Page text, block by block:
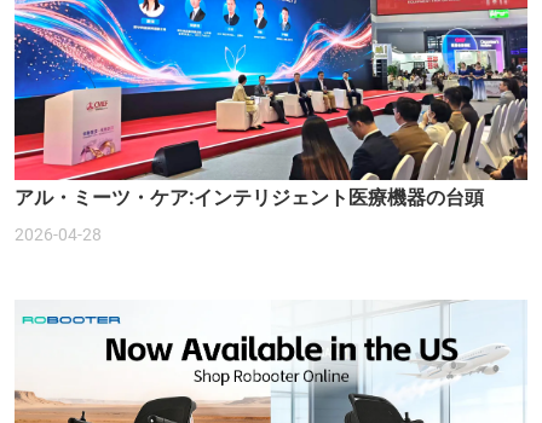
アル・ミーツ・ケア:インテリジェント医療機器の台頭
2026-04-28